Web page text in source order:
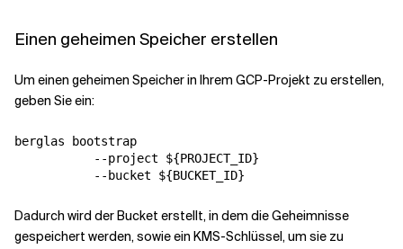
Verwandte Themen
Einen geheimen Speicher erstellen
Um einen geheimen Speicher in Ihrem GCP-Projekt zu erstellen,
geben Sie ein:
berglas bootstrap
           --project ${PROJECT_ID}
Dadurch wird der Bucket erstellt, in dem die Geheimnisse
gespeichert werden, sowie ein KMS-Schlüssel, um sie zu